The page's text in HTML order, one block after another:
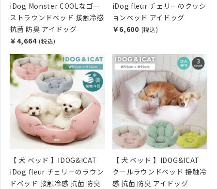
iDog Monster COOLなゴー
ストラウンドベッド 接触冷感
抗菌 防臭 アイドッグ
￥4,664 (税込)
iDog fleur チェリーのクッシ
ョンベッド アイドッグ
￥6,600 (税込)
【 犬 ベッド 】IDOG&ICAT
iDog fleur チェリーのラウン
ドベッド 接触冷感 抗菌 防臭
【 犬 ベッド 】IDOG&ICAT
クールラウンドベッド 接触冷
感 抗菌 防臭 アイドッグ